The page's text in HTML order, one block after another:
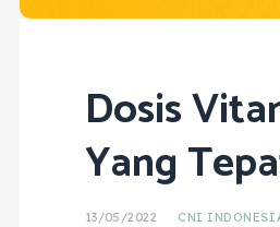
Dosis
Yang
13/05/2022 CNI